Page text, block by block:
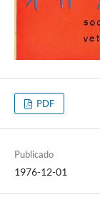
PDF
Publicado
1976-12-01